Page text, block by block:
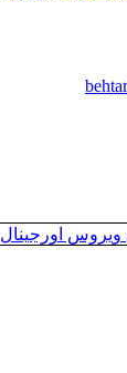
ویروس اورجینال